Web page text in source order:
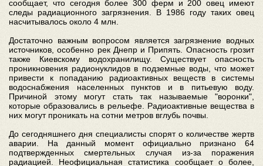
сообщает, что сегодня более 300 ферм и 200 овец имеют
следы радиационного загрязнения. В 1986 году таких овец
насчитывалось около 4 млн.
Достаточно важным вопросом является загрязнение водных
источников, особенно рек Днепр и Припять. Опасность грозит
также Киевскому водохранилищу. Существует опасность
проникновения радионуклидов в подземные воды, что может
привести к попаданию радиоактивных веществ в системы
водоснабжения населенных пунктов и в питьевую воду.
Причиной этому могут стать так называемые "воронки",
которые образовались в рельефе. Радиоактивные вещества в
них могут проникать на сотни метров вглубь почвы.
До сегодняшнего дня специалисты спорят о количестве жертв
аварии. На данный момент официально признано 64
подтвержденных смертельных случая из-за поражения
радиацией. Неофициальная статистика сообщает о более,